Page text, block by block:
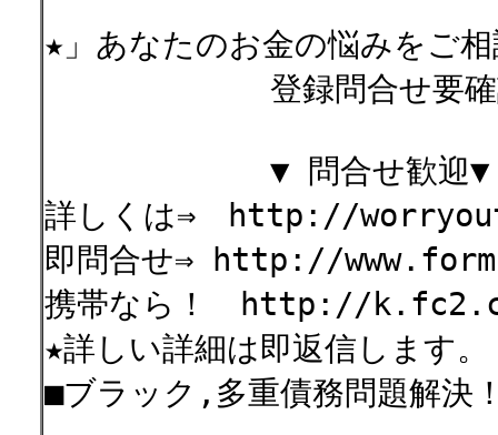
★」あなたのお金の悩みをご
登録問合せ要確
▼ 問合せ歓迎▼
詳しくは⇒ http://
即問合せ⇒ http://
携帯なら！ http://
★詳しい詳細は即返信します。
■ブラック,多重債務問題解